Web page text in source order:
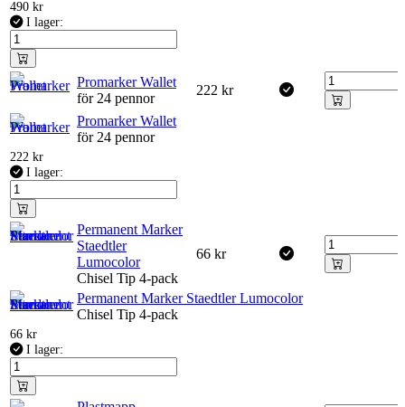
490 kr
I lager:
Promarker Wallet
för 24 pennor
222 kr
Promarker Wallet
för 24 pennor
222 kr
I lager:
Permanent Marker
Staedtler
Lumocolor
Chisel Tip 4-pack
66 kr
Permanent Marker Staedtler Lumocolor
Chisel Tip 4-pack
66 kr
I lager: